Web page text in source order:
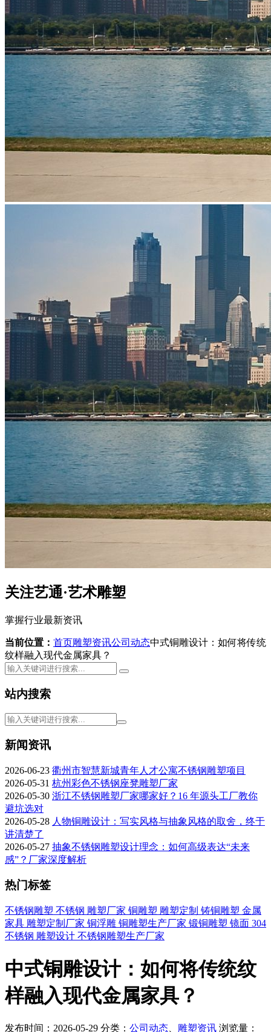
关注艺通·艺术雕塑
掌握行业最新资讯
当前位置： 首页雕塑资讯公司动态中式铜雕设计：如何将传统
纹样融入现代金属家具？
站内搜索
新闻资讯
2026-06-23 衢州市智慧新城青年人才公寓不锈钢雕塑项目
2026-05-31 杭州彩色不锈钢座凳雕塑厂家
2026-05-30 浙江不锈钢雕塑厂家哪家好？16 年源头工厂教你
避坑选对
2026-05-28 人物铜雕设计：写实风格与抽象风格的取舍，终于
讲清楚了
2026-05-27 抽象不锈钢雕塑设计理念：如何高级表达“未来
感”？厂家深度解析
热门标签
不锈钢雕塑 不锈钢 雕塑厂家 铜雕塑 雕塑定制 铸铜雕塑 金属
家具 雕塑定制厂家 铜浮雕 铜雕塑生产厂家 锻铜雕塑 镜面 304
不锈钢 雕塑设计 不锈钢雕塑生产厂家
中式铜雕设计：如何将传统纹
样融入现代金属家具？
发布时间：2026-05-29 分类： 公司动态 雕塑资讯 浏览量：